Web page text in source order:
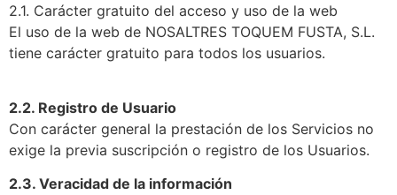
2.1. Carácter gratuito del acceso y uso de la web
El uso de la web de NOSALTRES TOQUEM FUSTA, S.L.
tiene carácter gratuito para todos los usuarios.
2.2. Registro de Usuario
Con carácter general la prestación de los Servicios no
exige la previa suscripción o registro de los Usuarios.
2.3. Veracidad de la información